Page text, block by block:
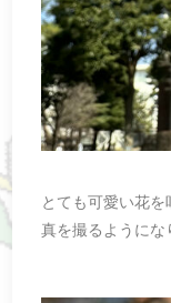
とても可愛い花
真を撮るようにな